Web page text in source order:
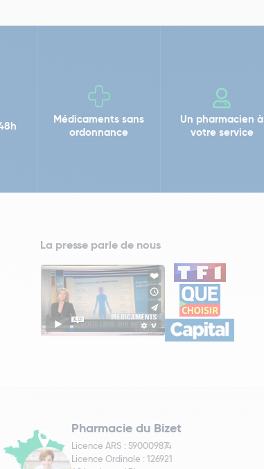
Médicaments sans
ordonnance
Un pharmacien à
votre service
La presse parle de nous
Pharmacie du Bizet
Licence ARS : 590009874
Licence Ordinale : 126921